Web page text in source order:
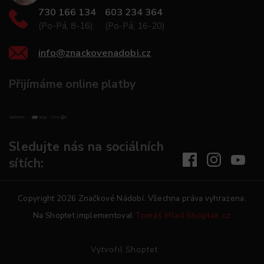
730 166 134
(Po-Pá, 8-16)
603 234 364
(Po-Pá, 16-20)
info@znackovenadobi.cz
Přijímáme online platby
Sledujte nás na sociálních
sítích:
Vytvořil Shoptet
Copyright 2026 Značkové Nádobí. Všechna práva vyhrazena.
Na Shoptet implementoval Tomáš Hlad Shoptak.cz